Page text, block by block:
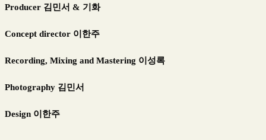
Producer 김민서 & 기화
Concept director 이한주
Recording, Mixing and Mastering 이성록
Photography 김민서
Design 이한주